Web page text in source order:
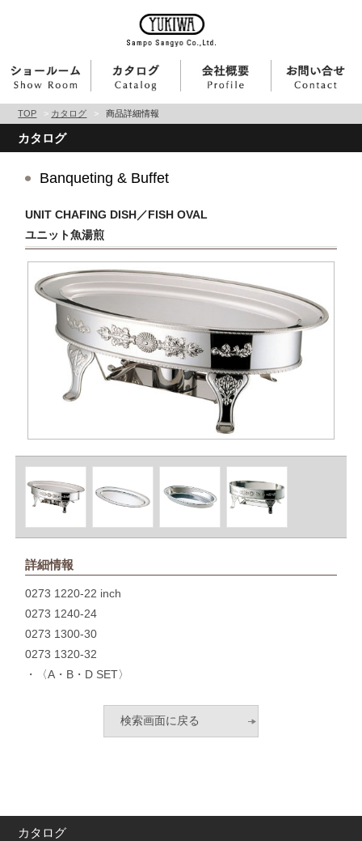
TOP > カタログ > 商品詳細情報
カタログ
Banqueting & Buffet
UNIT CHAFING DISH／FISH OVAL
ユニット魚湯煎
詳細情報
0273 1220-22 inch
0273 1240-24
0273 1300-30
0273 1320-32
・〈A・B・D SET〉
カタログ